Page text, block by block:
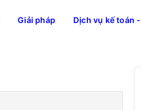
Giải pháp Dịch vụ kế toán